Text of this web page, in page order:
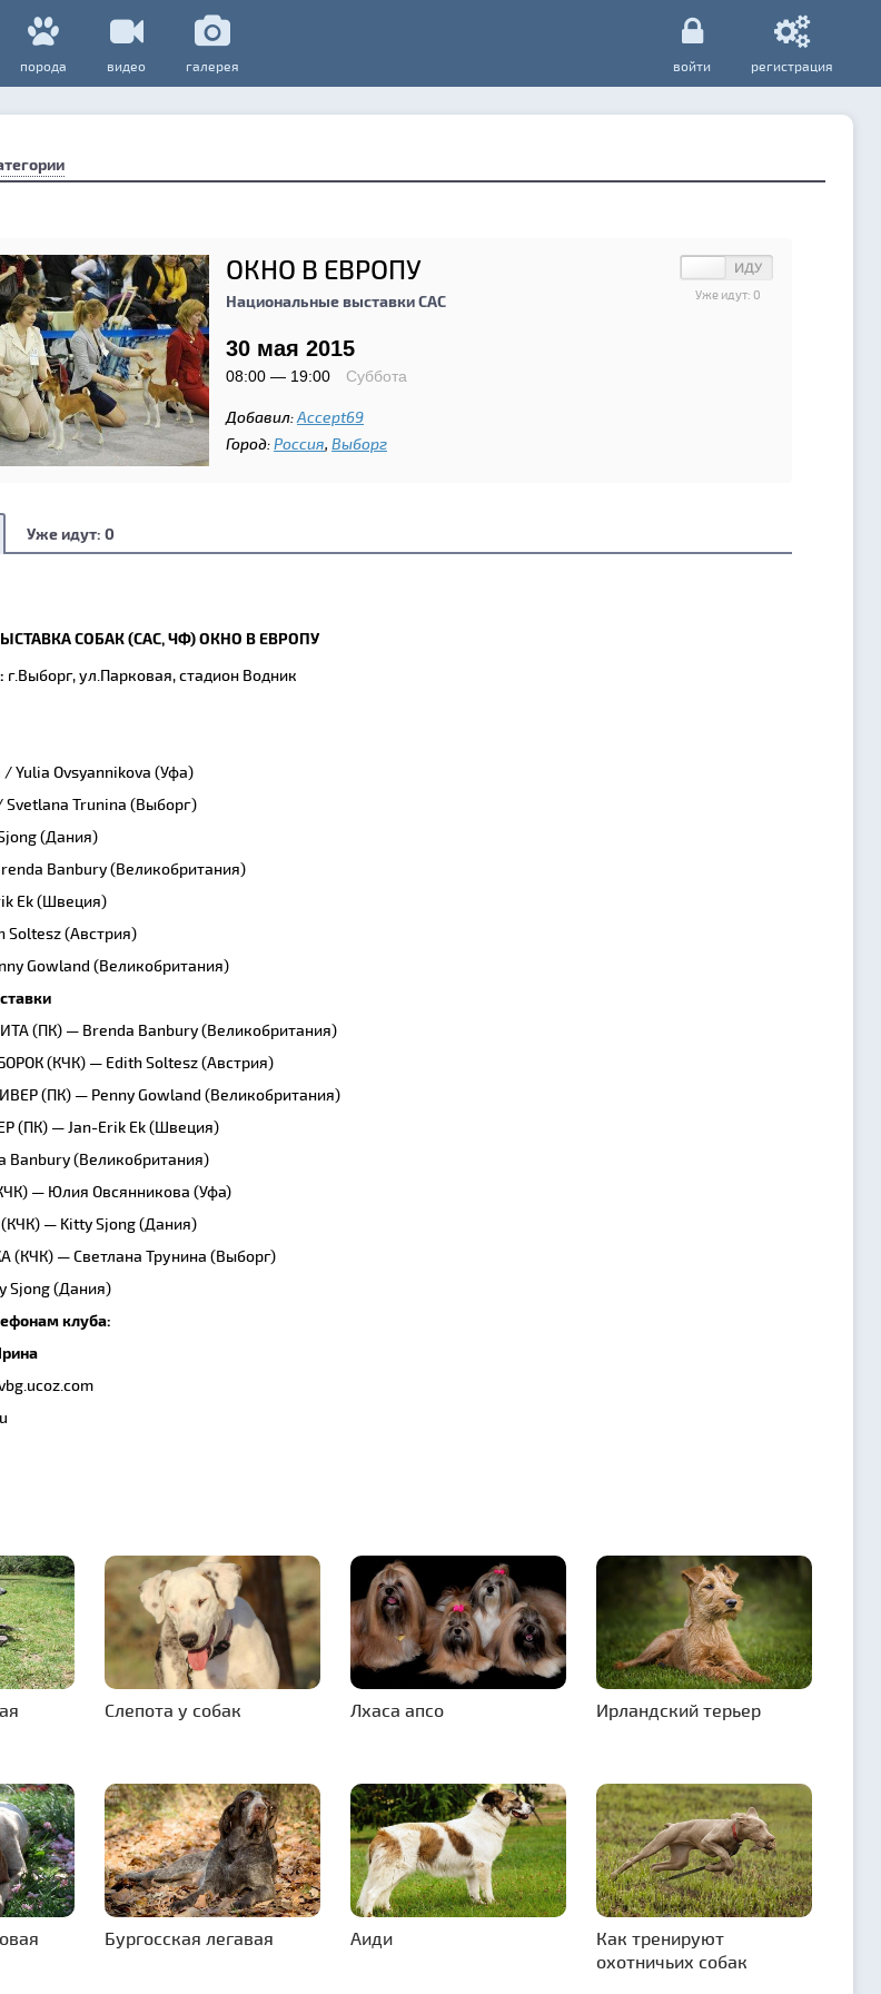
порода видео галерея войти регистрация
ОКНО В ЕВРОПУ
Уже идут: 0
Национальные выставки САС
30 мая 2015
08:00 — 19:00 Суббота
Добавил:Accept69
Город:Россия, Выборг
Уже идут: 0
СОБАК (CAC, ЧФ) ОКНО В ЕВРОПУ
г.Выборг, ул.Парковая, стадион Водник
Yulia Ovsyannikova (Уфа)
Svetlana Trunina (Выборг)
(Дания)
Banbury (Великобритания)
Ek (Швеция)
Soltesz (Австрия)
Gowland (Великобритания)
(ПК) — Brenda Banbury (Великобритания)
(КЧК) — Edith Soltesz (Австрия)
(ПК) — Penny Gowland (Великобритания)
(ПК) — Jan-Erik Ek (Швеция)
(Великобритания)
— Юлия Овсянникова (Уфа)
— Kitty Sjong (Дания)
— Светлана Трунина (Выборг)
Sjong (Дания)
клуба:
Слепота у собак Лхаса апсо Ирландский терьер
Бургосская легавая Аиди
Как тренируют
охотничьих собак